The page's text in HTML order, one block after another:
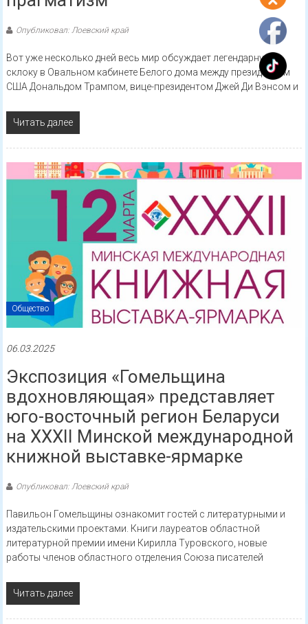
Опубликовал: Лоевский край
Вот уже несколько дней весь мир обсуждает легендарную
склоку в Овальном кабинете Белого дома между президентом
США Дональдом Трампом, вице-президентом Джей Ди Вэнсом и
Читать далее
Общество
06.03.2025
Экспозиция «Гомельщина
вдохновляющая» представляет
юго-восточный регион Беларуси
на XXXII Минской международной
книжной выставке-ярмарке
Опубликовал: Лоевский край
Павильон Гомельщины ознакомит гостей с литературными и
издательскими проектами. Книги лауреатов областной
литературной премии имени Кирилла Туровского, новые
работы членов областного отделения Союза писателей
Читать далее